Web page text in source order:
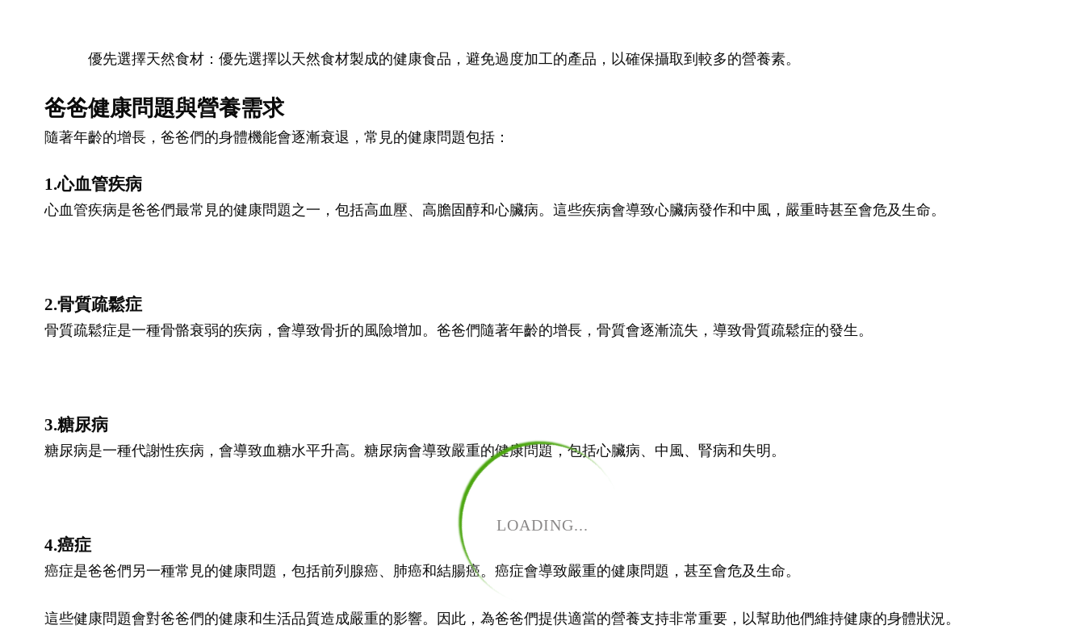
LOADING...
優先選擇天然食材：優先選擇以天然食材製成的健康食品，避免過度加工的產品，以確保攝取到較多的營養素。
爸爸健康問題與營養需求
隨著年齡的增長，爸爸們的身體機能會逐漸衰退，常見的健康問題包括：
1.心血管疾病
心血管疾病是爸爸們最常見的健康問題之一，包括高血壓、高膽固醇和心臟病。這些疾病會導致心臟病發作和中風，嚴重時甚至會危及生命。
2.骨質疏鬆症
骨質疏鬆症是一種骨骼衰弱的疾病，會導致骨折的風險增加。爸爸們隨著年齡的增長，骨質會逐漸流失，導致骨質疏鬆症的發生。
3.糖尿病
糖尿病是一種代謝性疾病，會導致血糖水平升高。糖尿病會導致嚴重的健康問題，包括心臟病、中風、腎病和失明。
4.癌症
癌症是爸爸們另一種常見的健康問題，包括前列腺癌、肺癌和結腸癌。癌症會導致嚴重的健康問題，甚至會危及生命。
這些健康問題會對爸爸們的健康和生活品質造成嚴重的影響。因此，為爸爸們提供適當的營養支持非常重要，以幫助他們維持健康的身體狀況。